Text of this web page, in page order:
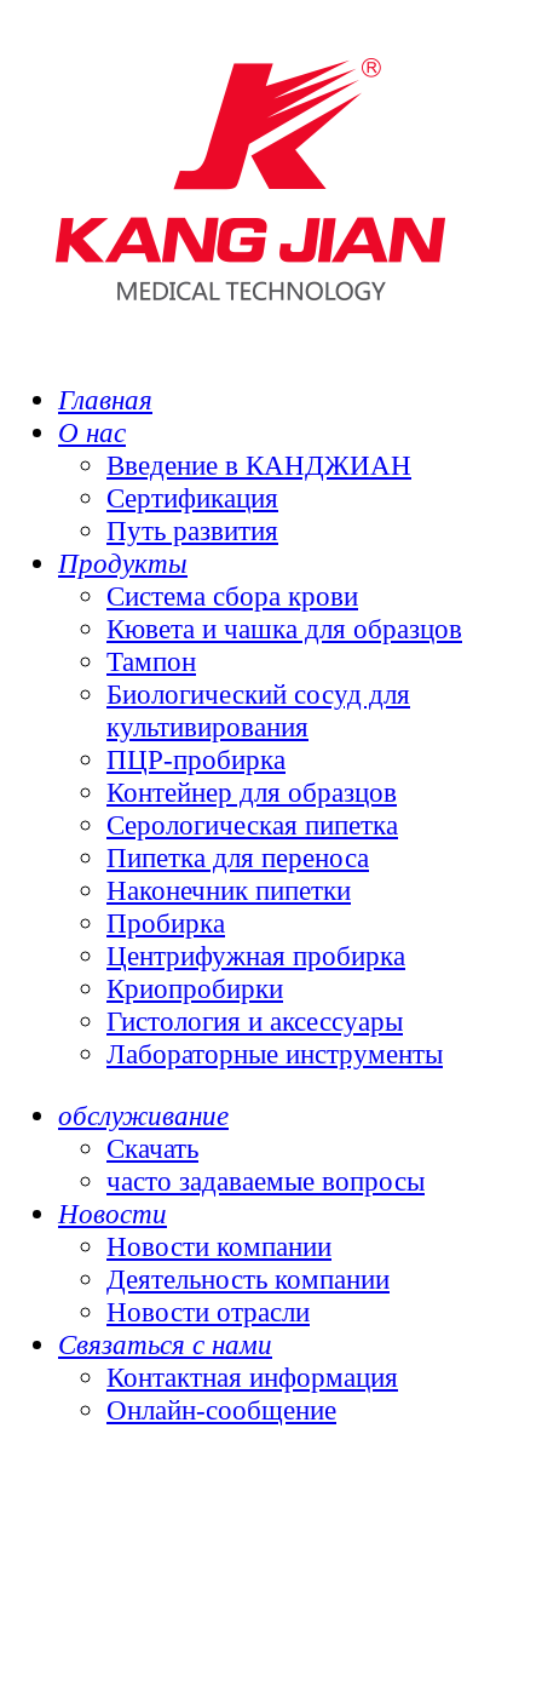
Главная
О нас
Введение в КАНДЖИАН
Сертификация
Путь развития
Продукты
Система сбора крови
Кювета и чашка для образцов
Тампон
Биологический сосуд для
культивирования
ПЦР-пробирка
Контейнер для образцов
Серологическая пипетка
Пипетка для переноса
Наконечник пипетки
Пробирка
Центрифужная пробирка
Криопробирки
Гистология и аксессуары
Лабораторные инструменты
обслуживание
Скачать
часто задаваемые вопросы
Новости
Новости компании
Деятельность компании
Новости отрасли
Связаться с нами
Контактная информация
Онлайн-сообщение